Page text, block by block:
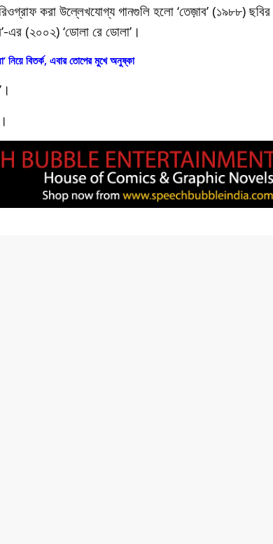
করা উল্লেখযোগ্য গানগুলি হলো ‘তেজ়াব’ (১৯৮৮) ছবির
এর (২০০২) ‘ডোলা রে ডোলা’।
নিয়ে বিতর্ক, এবার তোপের মুখে অনুষ্কা